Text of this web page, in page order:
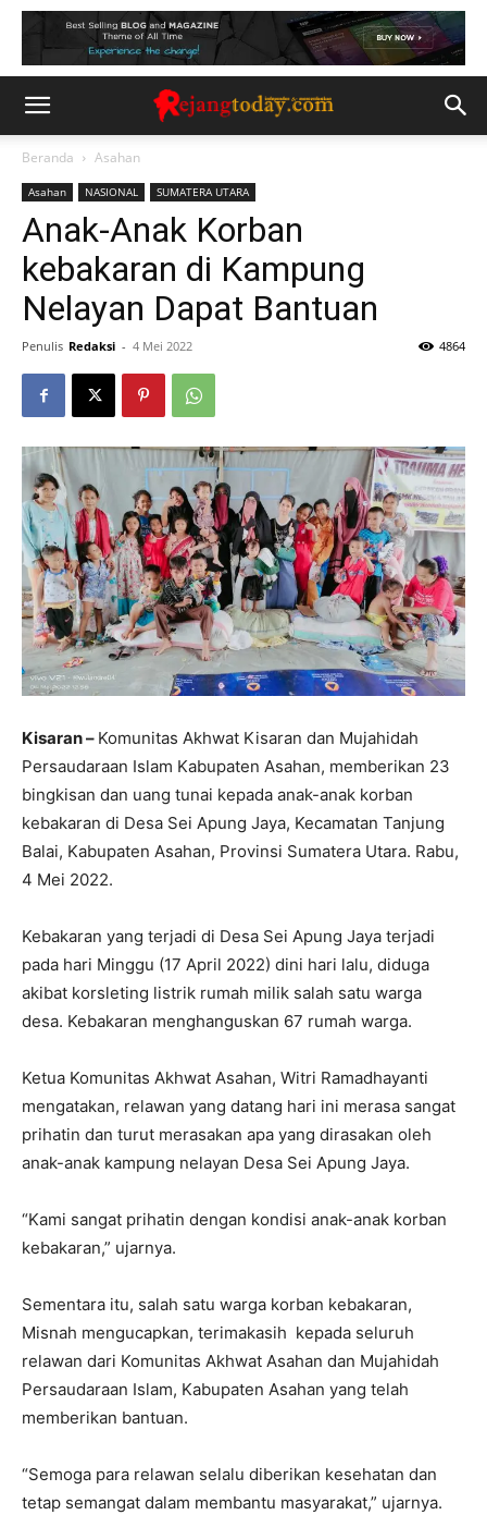
Beranda Asahan
Asahan NASIONAL SUMATERA UTARA
Anak-Anak Korban
kebakaran di Kampung
Nelayan Dapat Bantuan
Penulis Redaksi - 4 Mei 2022 4864
Kisaran – Komunitas Akhwat Kisaran dan Mujahidah
Persaudaraan Islam Kabupaten Asahan, memberikan 23
bingkisan dan uang tunai kepada anak-anak korban
kebakaran di Desa Sei Apung Jaya, Kecamatan Tanjung
Balai, Kabupaten Asahan, Provinsi Sumatera Utara. Rabu,
4 Mei 2022.
Kebakaran yang terjadi di Desa Sei Apung Jaya terjadi
pada hari Minggu (17 April 2022) dini hari lalu, diduga
akibat korsleting listrik rumah milik salah satu warga
desa. Kebakaran menghanguskan 67 rumah warga.
Ketua Komunitas Akhwat Asahan, Witri Ramadhayanti
mengatakan, relawan yang datang hari ini merasa sangat
prihatin dan turut merasakan apa yang dirasakan oleh
anak-anak kampung nelayan Desa Sei Apung Jaya.
“Kami sangat prihatin dengan kondisi anak-anak korban
kebakaran,” ujarnya.
Sementara itu, salah satu warga korban kebakaran,
Misnah mengucapkan, terimakasih kepada seluruh
relawan dari Komunitas Akhwat Asahan dan Mujahidah
Persaudaraan Islam, Kabupaten Asahan yang telah
memberikan bantuan.
“Semoga para relawan selalu diberikan kesehatan dan
tetap semangat dalam membantu masyarakat,” ujarnya.